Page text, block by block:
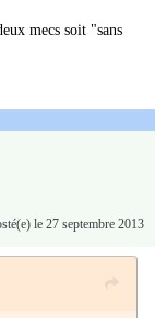
mecs soit "sans
le 27 septembre 2013